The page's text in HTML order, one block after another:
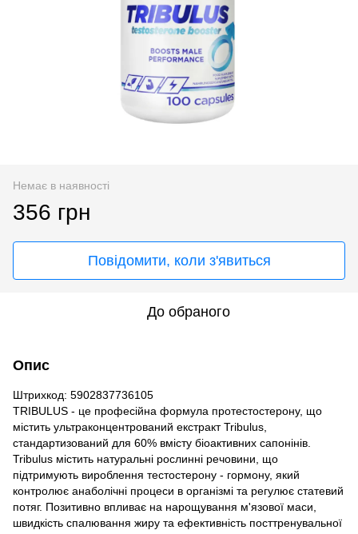
Немає в наявності
356 грн
Повідомити, коли з'явиться
До обраного
Опис
Штрихкод: 5902837736105
TRIBULUS - це професійна формула протестостерону, що
містить ультраконцентрований екстракт Tribulus,
стандартизований для 60% вмісту біоактивних сапонінів.
Tribulus містить натуральні рослинні речовини, що
підтримують вироблення тестостерону - гормону, який
контролює анаболічні процеси в організмі та регулює статевий
потяг. Позитивно впливає на нарощування м'язової маси,
швидкість спалювання жиру та ефективність посттренувальної